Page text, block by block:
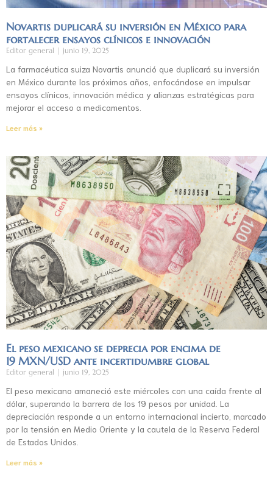
Novartis duplicará su inversión en México para
fortalecer ensayos clínicos e innovación
Editor general junio 19, 2025
La farmacéutica suiza Novartis anunció que duplicará su inversión
en México durante los próximos años, enfocándose en impulsar
ensayos clínicos, innovación médica y alianzas estratégicas para
mejorar el acceso a medicamentos.
Leer más »
El peso mexicano se deprecia por encima de
19 MXN/USD ante incertidumbre global
Editor general junio 19, 2025
El peso mexicano amaneció este miércoles con una caída frente al
dólar, superando la barrera de los 19 pesos por unidad. La
depreciación responde a un entorno internacional incierto, marcado
por la tensión en Medio Oriente y la cautela de la Reserva Federal
de Estados Unidos.
Leer más »